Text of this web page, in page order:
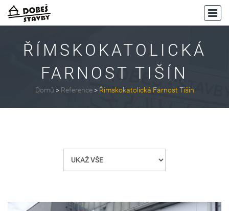
ŘÍMSKOKATOLICKÁ
FARNOST TIŠÍN
Domů > Reference> Římskokatolická Farnost Tišín